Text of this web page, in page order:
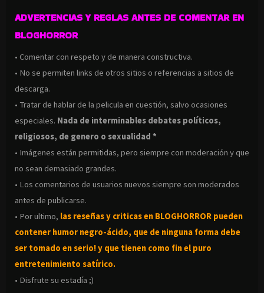
ADVERTENCIAS Y REGLAS ANTES DE COMENTAR EN
BLOGHORROR
• Comentar con respeto y de manera constructiva.
• No se permiten links de otros sitios o referencias a sitios de
descarga.
• Tratar de hablar de la pelicula en cuestión, salvo ocasiones
especiales. Nada de interminables debates políticos,
religiosos, de genero o sexualidad *
• Imágenes están permitidas, pero siempre con moderación y que
no sean demasiado grandes.
• Los comentarios de usuarios nuevos siempre son moderados
antes de publicarse.
• Por ultimo, las reseñas y criticas en BLOGHORROR pueden
contener humor negro-ácido, que de ninguna forma debe
ser tomado en serio! y que tienen como fin el puro
entretenimiento satírico.
• Disfrute su estadía ;)